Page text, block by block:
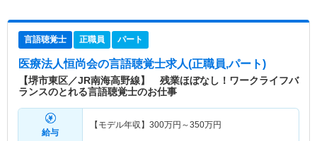
言語聴覚士 正職員 パート
医療法人恒尚会の言語聴覚士求人(正職員,パート)
【堺市東区／JR南海高野線】 残業ほぼなし！ワークライフバ
ランスのとれる言語聴覚士のお仕事
給与
【モデル年収】 300万円～350万円